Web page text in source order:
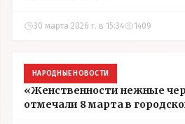
30 марта 2026 г. в 15:34 1409
НАРОДНЫЕ НОВОСТИ
«Женственности нежные
отмечали 8 марта в